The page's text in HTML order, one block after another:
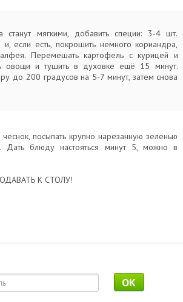
станут мягкими, добавить специи: 3-4 шт.
и, если есть, покрошить немного кориандра,
Перемешать картофель с курицей и
овощи и тушить в духовке ещё 15 минут.
до 200 градусов на 5-7 минут, затем снова
чеснок, посыпать крупно нарезанную зеленью
Дать блюду настояться минут 5, можно в
К СТОЛУ!
OK